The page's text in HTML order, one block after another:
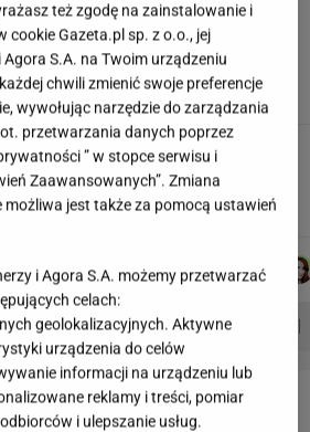
"Wymieniłam mojego byłego na
milionera". Tak wciągają
Teściowa mówi, że jest mamą jej
"Chyba oszaleję"
KIERZKOWSKA
BRYCZKOWSKA
SENKOWSKI
TRELA
ZNAK Z '30' WISŁAWA SZYMBORSKA
LETNIE OKAZJE
też zgodę na zainstalowanie i
cookie Gazeta.pl sp. z o.o., jej
S.A. na Twoim urządzeniu
chwili zmienić swoje preferencje
wywołując narzędzie do zarządzania
przetwarzania danych poprzez
” w stopce serwisu i
Zaawansowanych”. Zmiana
jest także za pomocą ustawień
i Agora S.A. możemy przetwarzać
celach:
geolokalizacyjnych. Aktywne
urządzenia do celów
informacji na urządzeniu lub
reklamy i treści, pomiar
i ulepszanie usług.